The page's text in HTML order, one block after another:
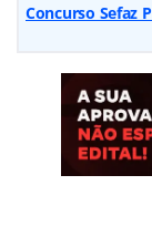
Concurso Sefaz